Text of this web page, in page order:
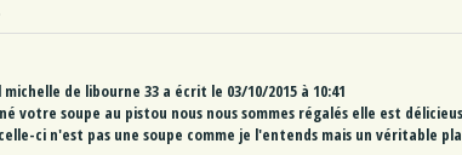
michelle de libourne 33 a écrit le 03/10/2015 à 10:41
votre soupe au pistou nous nous sommes régalés elle est
ci n'est pas une soupe comme je l'entends mais un véritable